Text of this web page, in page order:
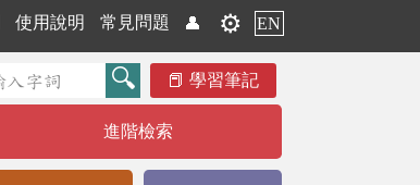
使用說明 常見問題 👤 ⚙️ EN
學習筆記
進階檢索